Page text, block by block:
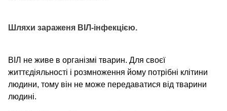
Шляхи зараженя ВІЛ-інфекцією.
ВІЛ не живе в організмі тварин. Для своєї
життєдіяльності і розмноження йому потрібні клітини
людини, тому він не може передаватися від тварини
людині.